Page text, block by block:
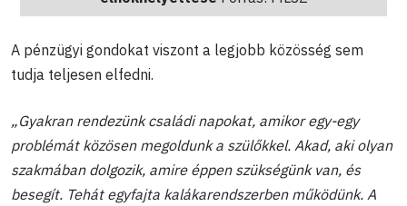
A pénzügyi gondokat viszont a legjobb közösség sem
tudja teljesen elfedni.
„Gyakran rendezünk családi napokat, amikor egy-egy
problémát közösen megoldunk a szülőkkel. Akad, aki olyan
szakmában dolgozik, amire éppen szükségünk van, és
besegít. Tehát egyfajta kalákarendszerben működünk. A